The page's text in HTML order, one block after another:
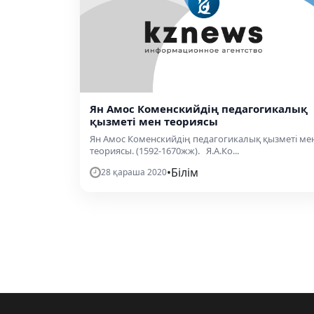
Ян Амос Коменскийдің педагогикалық
қызметі мен теориясы
Ян Амос Коменскийдің педагогикалық қызметі
теориясы. (1592-1670жж). Я.А.Ко...
28 қараша 2020•Білім